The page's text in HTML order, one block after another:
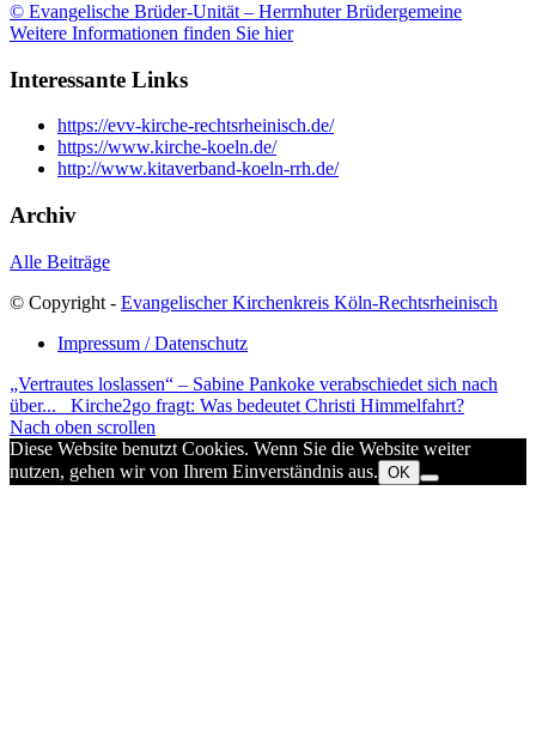
© Evangelische Brüder-Unität – Herrnhuter Brüdergemeine
Weitere Informationen finden Sie hier
Interessante Links
https://evv-kirche-rechtsrheinisch.de/
https://www.kirche-koeln.de/
http://www.kitaverband-koeln-rrh.de/
Archiv
Alle Beiträge
© Copyright - Evangelischer Kirchenkreis Köln-Rechtsrheinisch
Impressum / Datenschutz
„Vertrautes loslassen“ – Sabine Pankoke verabschiedet sich nach
über...
Kirche2go fragt: Was bedeutet Christi Himmelfahrt?
Nach oben scrollen
Diese Website benutzt Cookies. Wenn Sie die Website weiter
nutzen, gehen wir von Ihrem Einverständnis aus. OK